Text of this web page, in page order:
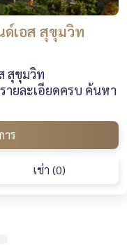
ด์เอส สุขุมวิท
สุขุมวิท
ายละเอียดครบ ค้นหา
าร
เช่า (0)